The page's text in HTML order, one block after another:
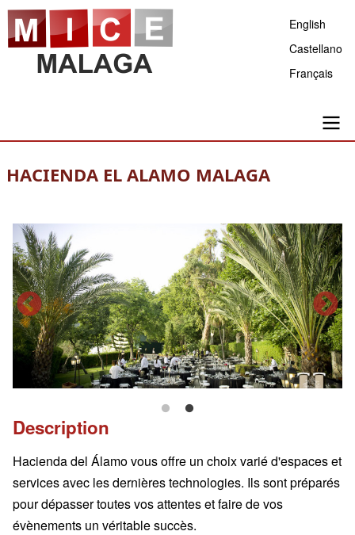
Aller
au
contenu
principal
English
Castellano
Français
HACIENDA EL ALAMO MALAGA
Description
Hacienda del Álamo vous offre un choix varié d'espaces et
services avec les dernières technologies. Ils sont préparés
pour dépasser toutes vos attentes et faire de vos
évènements un véritable succès.